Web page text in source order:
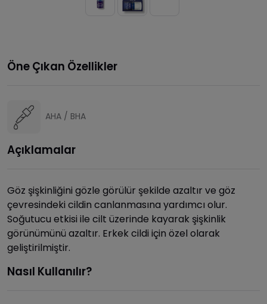
Öne Çıkan Özellikler
AHA / BHA
Açıklamalar
Göz şişkinliğini gözle görülür şekilde azaltır ve göz
çevresindeki cildin canlanmasına yardımcı olur.
Soğutucu etkisi ile cilt üzerinde kayarak şişkinlik
görünümünü azaltır. Erkek cildi için özel olarak
geliştirilmiştir.
Nasıl Kullanılır?